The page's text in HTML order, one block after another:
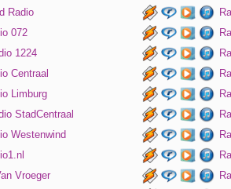
Radio
072
1224
Centraal
Limburg
StadCentraal
Westenwind
Vroeger